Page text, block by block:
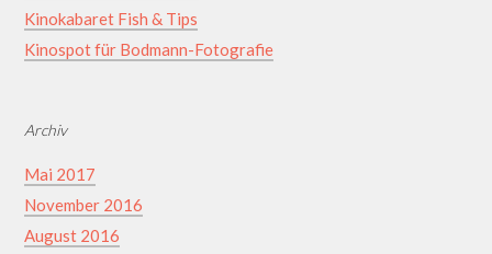
Kinokabaret Fish & Tips
Kinospot für Bodmann-Fotografie
Archiv
Mai 2017
November 2016
August 2016